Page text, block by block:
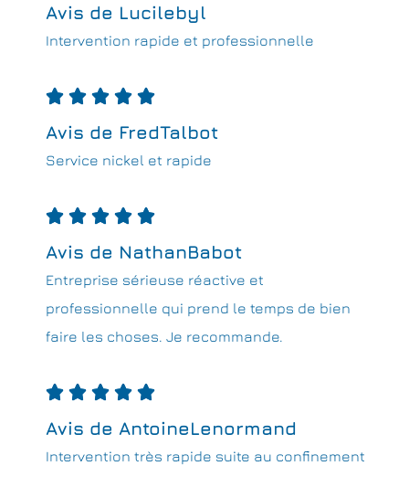
Avis de Lucilebyl
Intervention rapide et professionnelle
    
Avis de FredTalbot
Service nickel et rapide
    
Avis de NathanBabot
Entreprise sérieuse réactive et
professionnelle qui prend le temps de bien
faire les choses. Je recommande.
    
Avis de AntoineLenormand
Intervention très rapide suite au confinement